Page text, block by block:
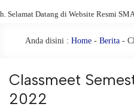
Datang di Website Resmi SMA Negeri
Anda disini : Home - Berita -
Classmeet
2022